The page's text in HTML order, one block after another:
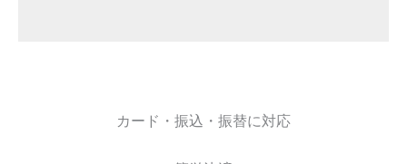
カード・振込・振替に対応